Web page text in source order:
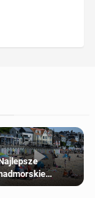
blisko